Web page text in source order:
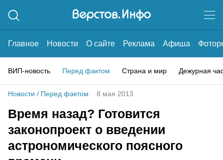
Главное Новости О сайте Реклама Афиша
ВИП-новость Перед фактом Страна и мир Дежурная
Новости / Перед фактом 8 мая 2013
Время назад? Готовится
законопроект о введении
астрономического поясного